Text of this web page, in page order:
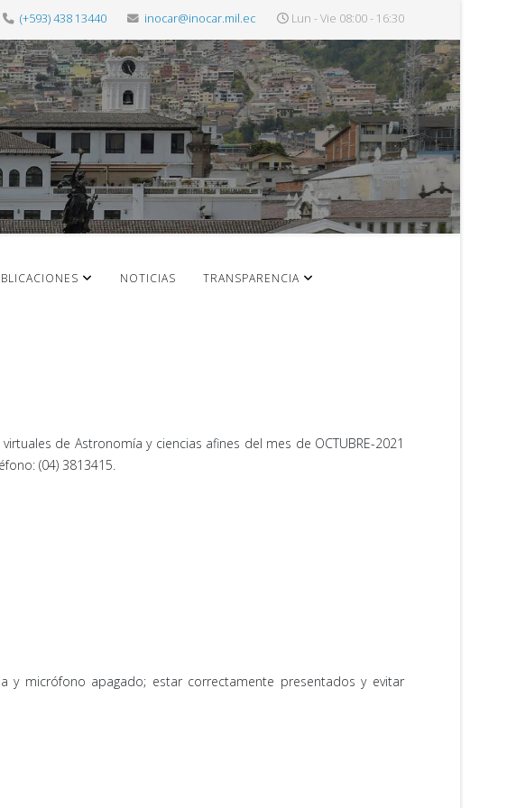
(+593) 438 13440 inocar@inocar.mil.ec Lun - Vie 08:00 - 16:30
NOTICIAS TRANSPARENCIA
de Astronomía y ciencias afines del mes de OCTUBRE-2021
(04) 3813415.
y micrófono apagado; estar correctamente presentados y evitar